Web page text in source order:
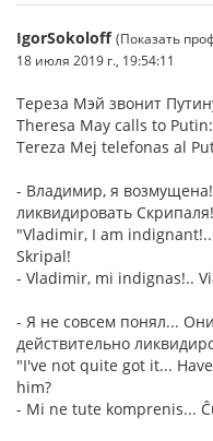
IgorSokoloff (Показать
18 июля 2019 г., 19:54:11
Тереза Мэй звонит
Theresa May calls to Putin:
Tereza Mej telefonas al
- Владимир, я
ликвидировать Скрипаля!
"Vladimir, I am
Skripal!
- Vladimir, mi indignas!..
- Я не совсем понял...
действительно
"I've not quite got it...
him?
- Mi ne tute komprenis...